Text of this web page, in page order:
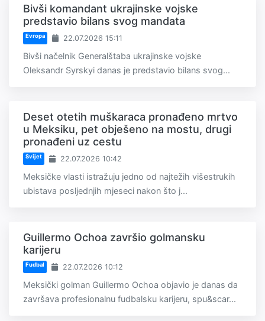
Bivši komandant ukrajinske vojske
predstavio bilans svog mandata
Evropa 22.07.2026 15:11
Bivši načelnik Generalštaba ukrajinske vojske
Oleksandr Syrskyi danas je predstavio bilans svog...
Deset otetih muškaraca pronađeno mrtvo
u Meksiku, pet obješeno na mostu, drugi
pronađeni uz cestu
Svijet 22.07.2026 10:42
Meksičke vlasti istražuju jedno od najtežih višestrukih
ubistava posljednjih mjeseci nakon što j...
Guillermo Ochoa završio golmansku
karijeru
Fudbal 22.07.2026 10:12
Meksički golman Guillermo Ochoa objavio je danas da
završava profesionalnu fudbalsku karijeru, spu&scar...